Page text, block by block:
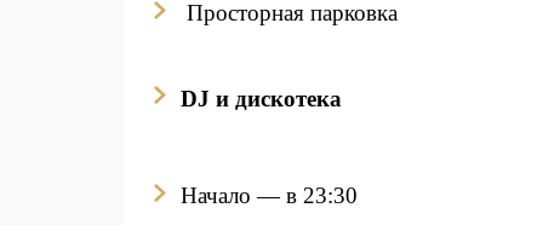
Просторная парковка
DJ и дискотека
Начало — в 23:30